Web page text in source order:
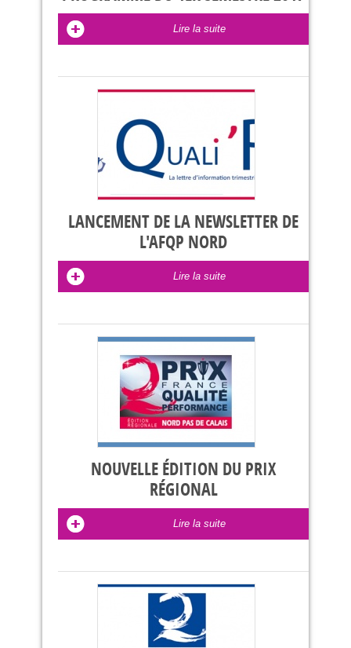
Lire la suite
LANCEMENT DE LA NEWSLETTER DE
L'AFQP NORD
Lire la suite
NOUVELLE ÉDITION DU PRIX
RÉGIONAL
Lire la suite